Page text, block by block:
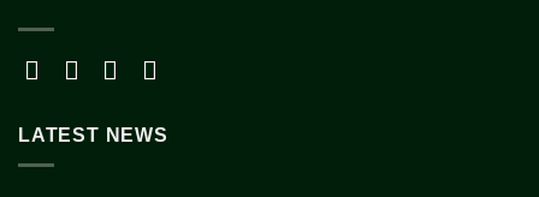
LATEST NEWS